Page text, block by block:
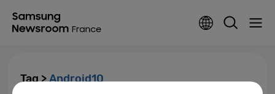
Tag >Android10